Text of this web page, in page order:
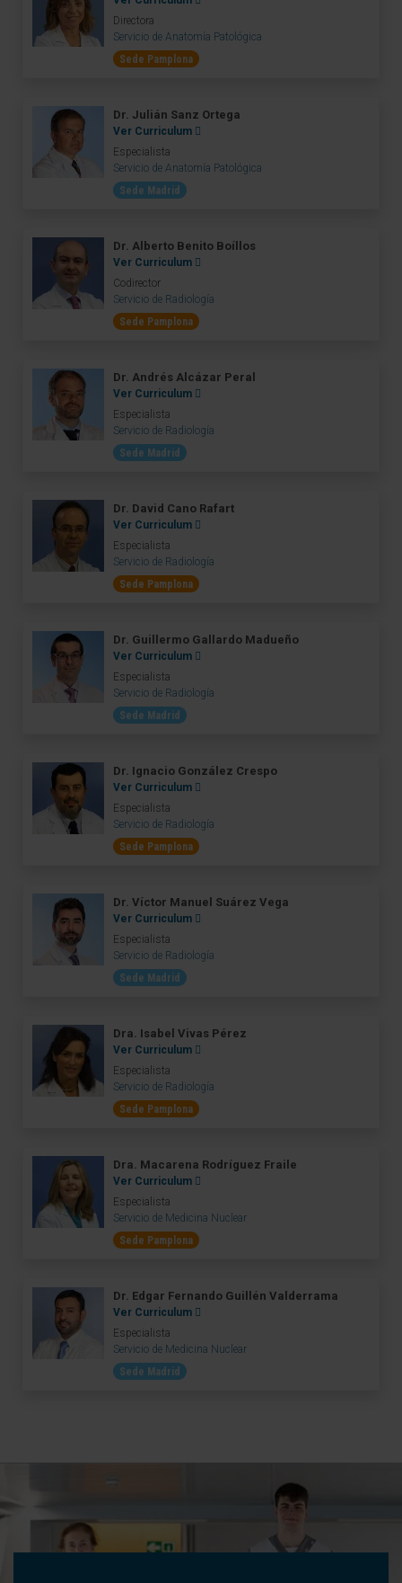
Directora
Servicio de Anatomía Patológica
Sede Pamplona
Dr. Julián Sanz Ortega
Ver Curriculum
Especialista
Servicio de Anatomía Patológica
Sede Madrid
Dr. Alberto Benito Boíllos
Ver Curriculum
Codirector
Servicio de Radiología
Sede Pamplona
Dr. Andrés Alcázar Peral
Ver Curriculum
Especialista
Servicio de Radiología
Sede Madrid
Dr. David Cano Rafart
Ver Curriculum
Especialista
Servicio de Radiología
Sede Pamplona
Dr. Guillermo Gallardo Madueño
Ver Curriculum
Especialista
Servicio de Radiología
Sede Madrid
Dr. Ignacio González Crespo
Ver Curriculum
Especialista
Servicio de Radiología
Sede Pamplona
Dr. Víctor Manuel Suárez Vega
Ver Curriculum
Especialista
Servicio de Radiología
Sede Madrid
Dra. Isabel Vivas Pérez
Ver Curriculum
Especialista
Servicio de Radiología
Sede Pamplona
Dra. Macarena Rodríguez Fraile
Ver Curriculum
Especialista
Servicio de Medicina Nuclear
Sede Pamplona
Dr. Edgar Fernando Guillén Valderrama
Ver Curriculum
Especialista
Servicio de Medicina Nuclear
Sede Madrid